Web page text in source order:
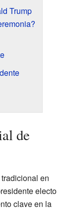
Trump
de
en
electo
clave en la